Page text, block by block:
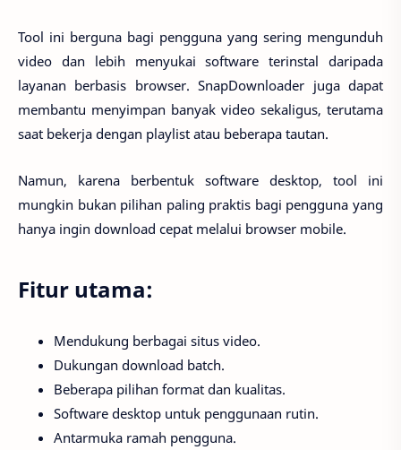
Tool ini berguna bagi pengguna yang sering mengunduh
video dan lebih menyukai software terinstal daripada
layanan berbasis browser. SnapDownloader juga dapat
membantu menyimpan banyak video sekaligus, terutama
saat bekerja dengan playlist atau beberapa tautan.
Namun, karena berbentuk software desktop, tool ini
mungkin bukan pilihan paling praktis bagi pengguna yang
hanya ingin download cepat melalui browser mobile.
Fitur utama:
Mendukung berbagai situs video.
Dukungan download batch.
Beberapa pilihan format dan kualitas.
Software desktop untuk penggunaan rutin.
Antarmuka ramah pengguna.